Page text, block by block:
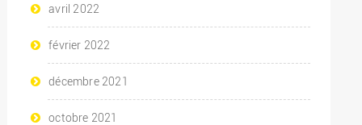
avril 2022
février 2022
décembre 2021
octobre 2021